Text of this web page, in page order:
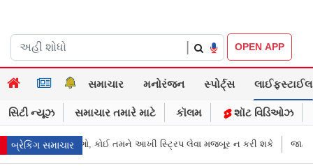
OPEN APP
સમાચાર મનોરંજન સ્પોર્ટ્સ લાઈફસ્ટાઈલ
સિટી ન્યૂઝ સમાચાર તમારે માટે કૉલમ શૉટ વિડિઓઝ
બ્રેકિંગ સમાચાર
લેવા મજબૂર ન કરી શકે જાહેરખબરોથી લોકોને મિસગાઇડ કરનારી